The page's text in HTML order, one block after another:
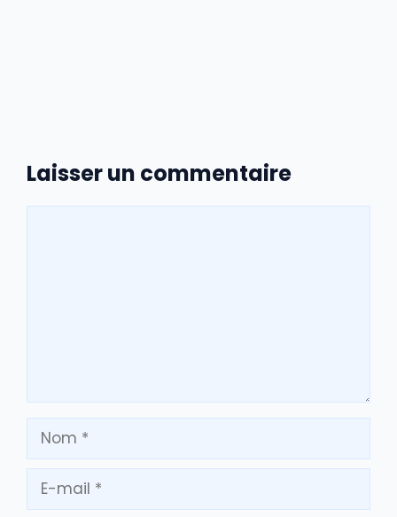
Laisser un commentaire
Nom
mail